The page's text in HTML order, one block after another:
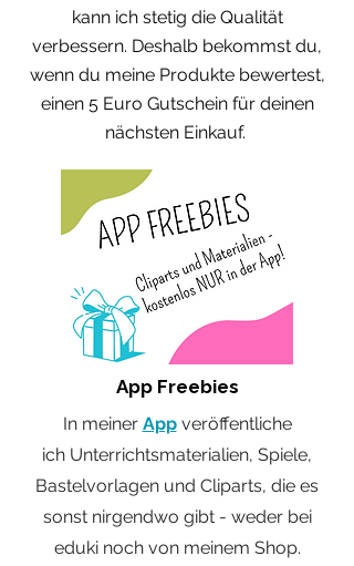
kann ich stetig die Qualität
verbessern. Deshalb bekommst du,
wenn du meine Produkte bewertest,
einen 5 Euro Gutschein für deinen
nächsten Einkauf.
App Freebies
In meiner Appveröffentliche
ich Unterrichtsmaterialien, Spiele,
Bastelvorlagen und Cliparts, die es
sonst nirgendwo gibt - weder bei
eduki noch von meinem Shop.